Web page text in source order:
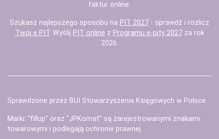
faktur online.
Szukasz najlepszego sposobu na PIT 2027 - sprawdź i rozlicz
Twój e PIT. Wyślij PIT online z Programu e-pity 2027za rok
2026.
Sprawdzone przez BUI Stowarzyszenia Księgowych w Polsce
Marki: "fillup" oraz "JPKomat" są zarejestrowanymi znakami
towarowymi i podlegają ochronie prawnej.